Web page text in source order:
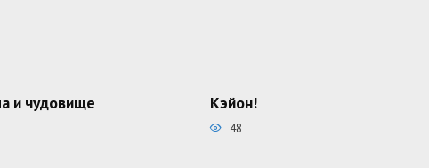
и чудовище Кэйон!
48